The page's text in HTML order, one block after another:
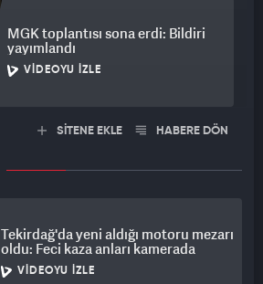
MGK toplantısı sona erdi: Bildiri
yayımlandı
VIDEOYU İZLE
SİTENE EKLE HABERE DÖN
Tekirdağ'da yeni aldığı motoru mezarı
oldu: Feci kaza anları kamerada
VIDEOYU İZLE